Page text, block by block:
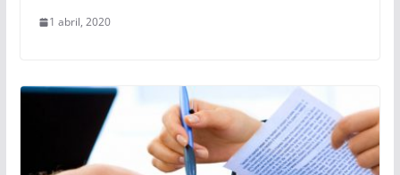
1 abril, 2020